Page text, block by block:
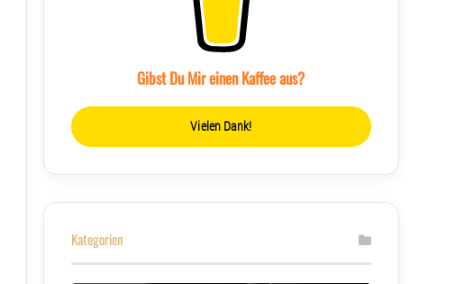
Gibst Du Mir einen Kaffee aus?
Vielen Dank!
Kategorien